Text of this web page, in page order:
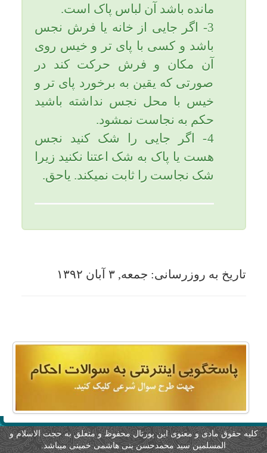
حقوق مادی و معنوی این پورتال محفوظ و متعلق به حجت الاسلام و
المسلمین سید محمدحسن بنی هاشمی خمینی میباشد.